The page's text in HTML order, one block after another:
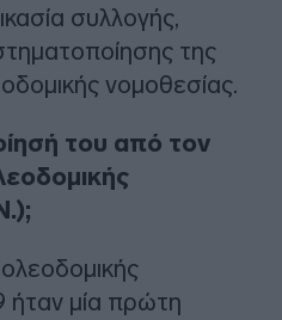
συλλογής,
της
νομοθεσίας.
του από τον
ήταν μία πρώτη